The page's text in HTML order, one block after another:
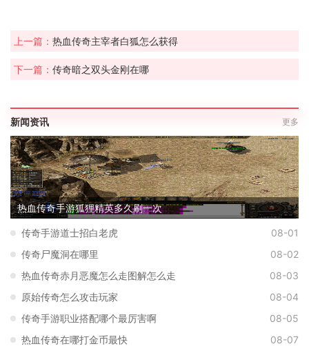
上一篇： 热血传奇主宰者白狐怎么获得
下一篇： 传奇暗之双头金刚在哪
新闻资讯 更多
热血传奇手游狐狸精英多久刷一次
传奇手游道士招白老虎
08-01
传奇尸魔洞在哪里
08-02
热血传奇赤月恶魔怎么走图解怎么走
08-03
原始传奇怎么攻击玩家
08-04
传奇手游职业搭配哪个最厉害啊
08-05
热血传奇在哪打金币最快
08-07